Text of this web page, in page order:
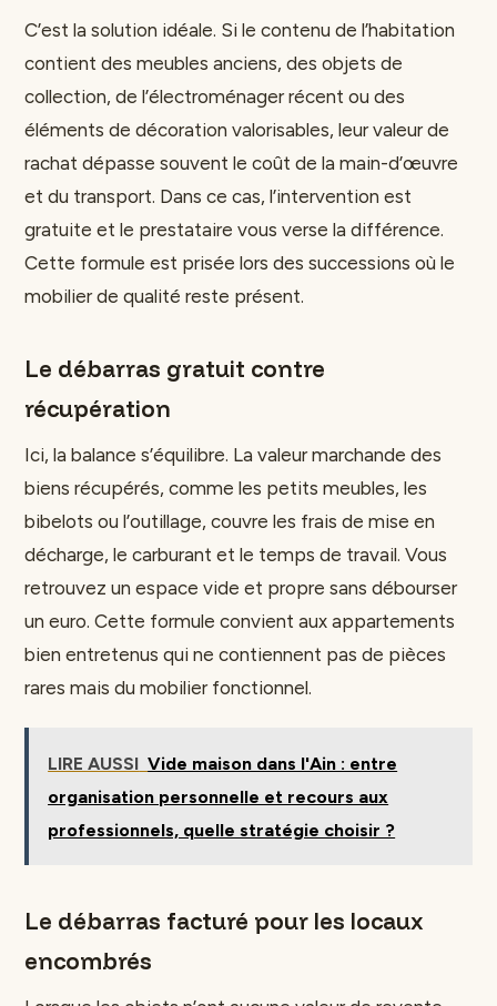
C’est la solution idéale. Si le contenu de l’habitation
contient des meubles anciens, des objets de
collection, de l’électroménager récent ou des
éléments de décoration valorisables, leur valeur de
rachat dépasse souvent le coût de la main-d’œuvre
et du transport. Dans ce cas, l’intervention est
gratuite et le prestataire vous verse la différence.
Cette formule est prisée lors des successions où le
mobilier de qualité reste présent.
Le débarras gratuit contre
récupération
Ici, la balance s’équilibre. La valeur marchande des
biens récupérés, comme les petits meubles, les
bibelots ou l’outillage, couvre les frais de mise en
décharge, le carburant et le temps de travail. Vous
retrouvez un espace vide et propre sans débourser
un euro. Cette formule convient aux appartements
bien entretenus qui ne contiennent pas de pièces
rares mais du mobilier fonctionnel.
LIRE AUSSI Vide maison dans l'Ain : entre
organisation personnelle et recours aux
professionnels, quelle stratégie choisir ?
Le débarras facturé pour les locaux
encombrés